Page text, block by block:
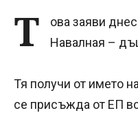
Т
ова заяви
Навалная –
Тя получи от името
се присъжда от ЕП